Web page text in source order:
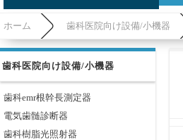
ホーム 歯科医院向け設備/小機器
歯科医院向け設備/小機器
歯科emr根幹長測定器
電気歯髄診断器
歯科樹脂光照射器